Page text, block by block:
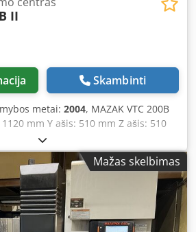
II
Skambinti
metai: 2004, MAZAK VTC 200B
mm Y ašis: 510 mm Z ašis: 510
000 aps./min SK40 Veleno
ilgis: 1460 mm Stalo plotis: 510 mm
Įrankių keitiklis: 30 pozicijų
galia: 18,5 kW Sukimosi
Įrankių keitiklis: 30 pozicijų IKZ:
skaičius: 3 Drožlių transporteris:
Taip
Mažas skelbimas